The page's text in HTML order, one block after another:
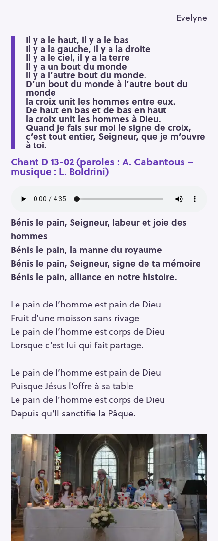
Evelyne
Il y a le haut, il y a le bas
Il y a la gauche, il y a la droite
Il y a le ciel, il y a la terre
Il y a un bout du monde
il y a l’autre bout du monde.
D’un bout du monde à l’autre bout du
monde
la croix unit les hommes entre eux.
De haut en bas et de bas en haut
la croix unit les hommes à Dieu.
Quand je fais sur moi le signe de croix,
c’est tout entier, Seigneur, que je m’ouvre
à toi.
Chant D 13-02 (paroles : A. Cabantous –
musique : L. Boldrini)
Bénis le pain, Seigneur, labeur et joie des
hommes
Bénis le pain, la manne du royaume
Bénis le pain, Seigneur, signe de ta mémoire
Bénis le pain, alliance en notre histoire.
Le pain de l’homme est pain de Dieu
Fruit d’une moisson sans rivage
Le pain de l’homme est corps de Dieu
Lorsque c’est lui qui fait partage.
Le pain de l’homme est pain de Dieu
Puisque Jésus l’offre à sa table
Le pain de l’homme est corps de Dieu
Depuis qu’Il sanctifie la Pâque.